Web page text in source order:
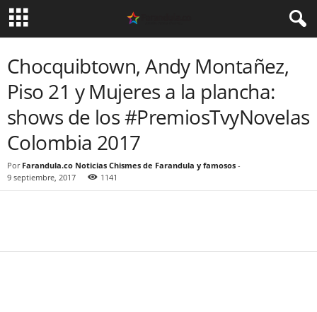
Chocquibtown, Andy Montañez,
Piso 21 y Mujeres a la plancha:
shows de los #PremiosTvyNovelas
Colombia 2017
Por Farandula.co Noticias Chismes de Farandula y famosos -
9 septiembre, 2017
1141